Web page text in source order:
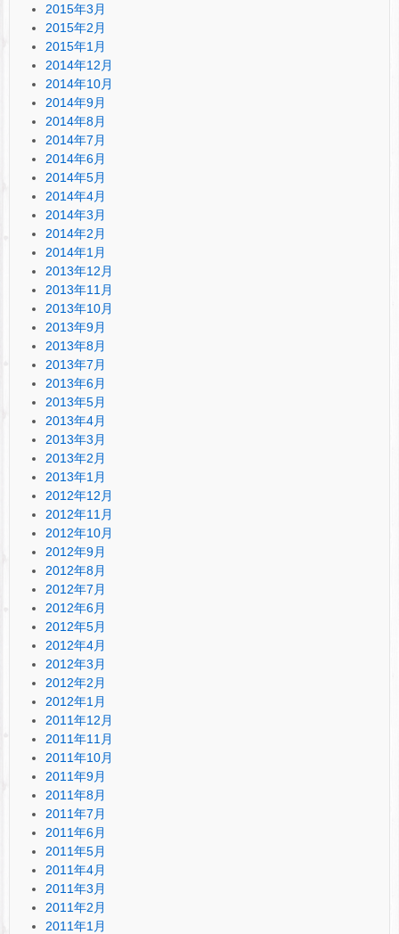
2015年3月
2015年2月
2015年1月
2014年12月
2014年10月
2014年9月
2014年8月
2014年7月
2014年6月
2014年5月
2014年4月
2014年3月
2014年2月
2014年1月
2013年12月
2013年11月
2013年10月
2013年9月
2013年8月
2013年7月
2013年6月
2013年5月
2013年4月
2013年3月
2013年2月
2013年1月
2012年12月
2012年11月
2012年10月
2012年9月
2012年8月
2012年7月
2012年6月
2012年5月
2012年4月
2012年3月
2012年2月
2012年1月
2011年12月
2011年11月
2011年10月
2011年9月
2011年8月
2011年7月
2011年6月
2011年5月
2011年4月
2011年3月
2011年2月
2011年1月